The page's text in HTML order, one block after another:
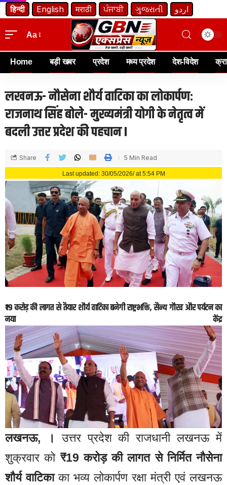
हिन्दी English मराठी ਪੰਜਾਬੀ ગુજરાતી اردو
Aa
Home बड़ी खबर प्रदेश मध्य प्रदेश देश-विदेश
लखनऊ- नौसेना शौर्य वाटिका का लोकार्पण:
राजनाथ सिंह बोले- मुख्यमंत्री योगी के नेतृत्व में
बदली उत्तर प्रदेश की पहचान I
Last updated: 30/05/2026/ at 5:54 PM
Share 5 Min Read
₹19 करोड़ की लागत से तैयार शौर्य वाटिका बनेगी राष्ट्रभक्ति, सैन्य गौरव और पर्यटन का
नया केंद्र
लखनऊ, ।
उत्तर प्रदेश की राजधानी लखनऊ में
शुक्रवार को ₹19 करोड़ की लागत से निर्मित नौसेना
शौर्य वाटिकाका भव्य लोकार्पण रक्षा मंत्री एवं लखनऊ